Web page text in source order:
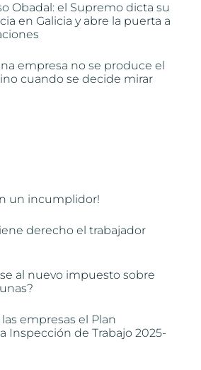
Obadal: el Supremo dicta su
en Galicia y abre la puerta a
empresa no se produce el
cuando se decide mirar
un incumplidor!
derecho el trabajador
al nuevo impuesto sobre
empresas el Plan
Inspección de Trabajo 2025-